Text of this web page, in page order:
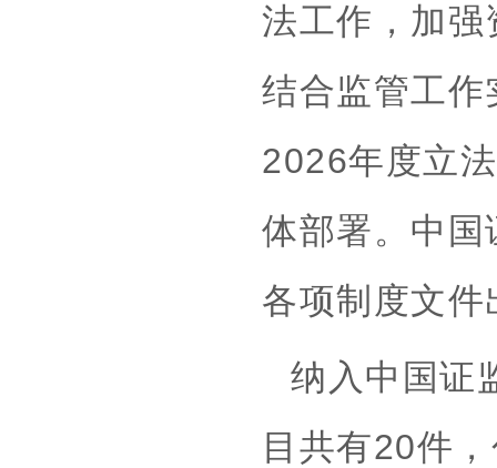
法工作，加
结合监管工
2026年度立
体部署。中
各项制度文件
纳入中国证
目共有20件